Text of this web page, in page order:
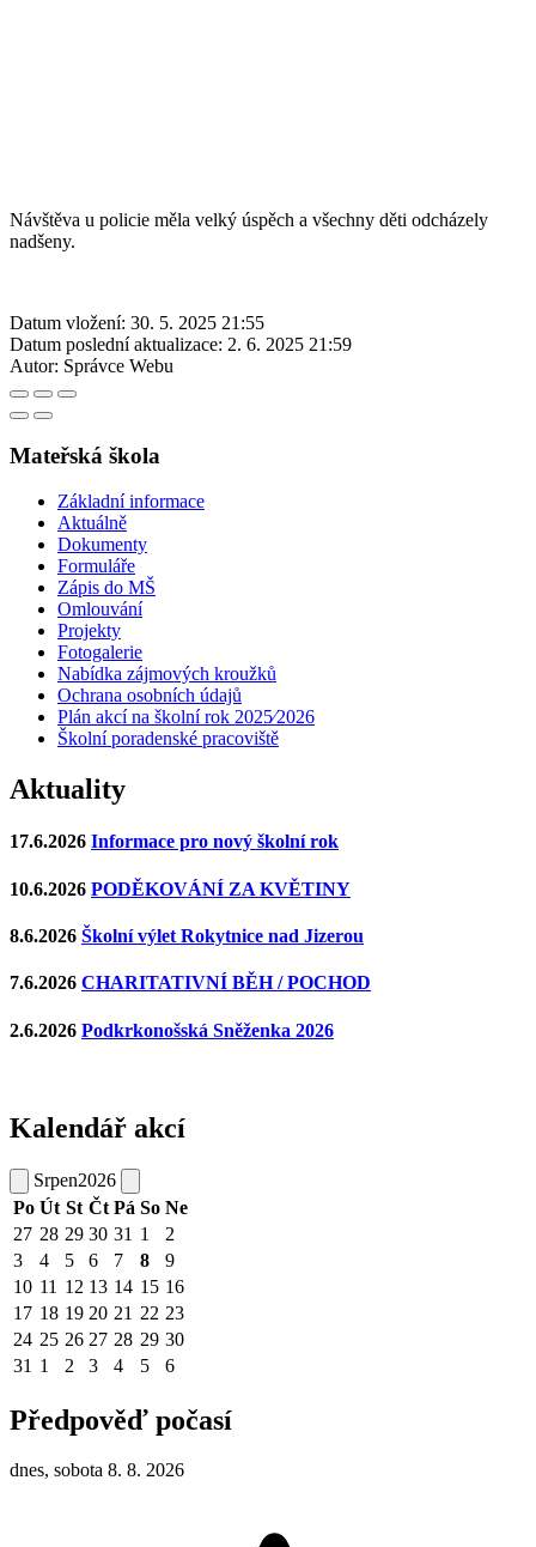
Návštěva u policie měla velký úspěch a všechny děti odcházely
nadšeny.
Datum vložení: 30. 5. 2025 21:55
Datum poslední aktualizace: 2. 6. 2025 21:59
Autor: Správce Webu
Mateřská škola
Základní informace
Aktuálně
Dokumenty
Formuláře
Zápis do MŠ
Omlouvání
Projekty
Fotogalerie
Nabídka zájmových kroužků
Ochrana osobních údajů
Plán akcí na školní rok 2025⁄2026
Školní poradenské pracoviště
Aktuality
17.6.2026 Informace pro nový školní rok
10.6.2026 PODĚKOVÁNÍ ZA KVĚTINY
8.6.2026 Školní výlet Rokytnice nad Jizerou
7.6.2026 CHARITATIVNÍ BĚH / POCHOD
2.6.2026 Podkrkonošská Sněženka 2026
Kalendář akcí
Srpen2026
Po Út St Čt Pá So Ne
27 28 29 30 31 1
2
3
4 5 6 7 8
9
10 11 12 13 14 15 16
17 18 19 20 21 22 23
24 25 26 27 28 29 30
31 1 2 3 4 5 6
Předpověď počasí
dnes, sobota 8. 8. 2026